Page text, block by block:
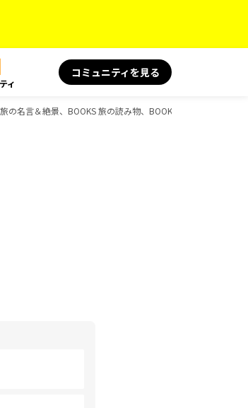
ィ
コミュニティを見る
名言＆絶景、BOOKS 旅の読み物、BOOKS、D-Booksのガイ